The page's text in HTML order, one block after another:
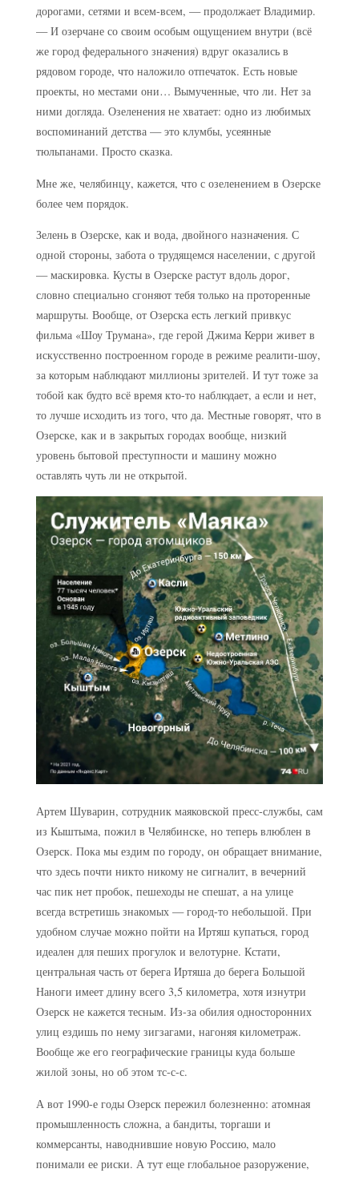
дорогами, сетями и всем-всем, — продолжает Владимир.
— И озерчане со своим особым ощущением внутри (всё
же город федерального значения) вдруг оказались в
рядовом городе, что наложило отпечаток. Есть новые
проекты, но местами они… Вымученные, что ли. Нет за
ними догляда. Озеленения не хватает: одно из любимых
воспоминаний детства — это клумбы, усеянные
тюльпанами. Просто сказка.
Мне же, челябинцу, кажется, что с озеленением в Озерске
более чем порядок.
Зелень в Озерске, как и вода, двойного назначения. С
одной стороны, забота о трудящемся населении, с другой
— маскировка. Кусты в Озерске растут вдоль дорог,
словно специально сгоняют тебя только на проторенные
маршруты. Вообще, от Озерска есть легкий привкус
фильма «Шоу Трумана», где герой Джима Керри живет в
искусственно построенном городе в режиме реалити-шоу,
за которым наблюдают миллионы зрителей. И тут тоже за
тобой как будто всё время кто-то наблюдает, а если и нет,
то лучше исходить из того, что да. Местные говорят, что в
Озерске, как и в закрытых городах вообще, низкий
уровень бытовой преступности и машину можно
оставлять чуть ли не открытой.
Артем Шуварин, сотрудник маяковской пресс-службы, сам
из Кыштыма, пожил в Челябинске, но теперь влюблен в
Озерск. Пока мы ездим по городу, он обращает внимание,
что здесь почти никто никому не сигналит, в вечерний
час пик нет пробок, пешеходы не спешат, а на улице
всегда встретишь знакомых — город-то небольшой. При
удобном случае можно пойти на Иртяш купаться, город
идеален для пеших прогулок и велотурне. Кстати,
центральная часть от берега Иртяша до берега Большой
Наноги имеет длину всего 3,5 километра, хотя изнутри
Озерск не кажется тесным. Из-за обилия односторонних
улиц ездишь по нему зигзагами, нагоняя километраж.
Вообще же его географические границы куда больше
жилой зоны, но об этом тс-с-с.
А вот 1990-е годы Озерск пережил болезненно: атомная
промышленность сложна, а бандиты, торгаши и
коммерсанты, наводнившие новую Россию, мало
понимали ее риски. А тут еще глобальное разоружение,